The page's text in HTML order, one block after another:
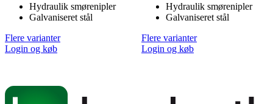
Hydraulik smørenipler
Galvaniseret stål
Flere varianter
Login og køb
Hydraulik smørenipler
Galvaniseret stål
Flere varianter
Login og køb